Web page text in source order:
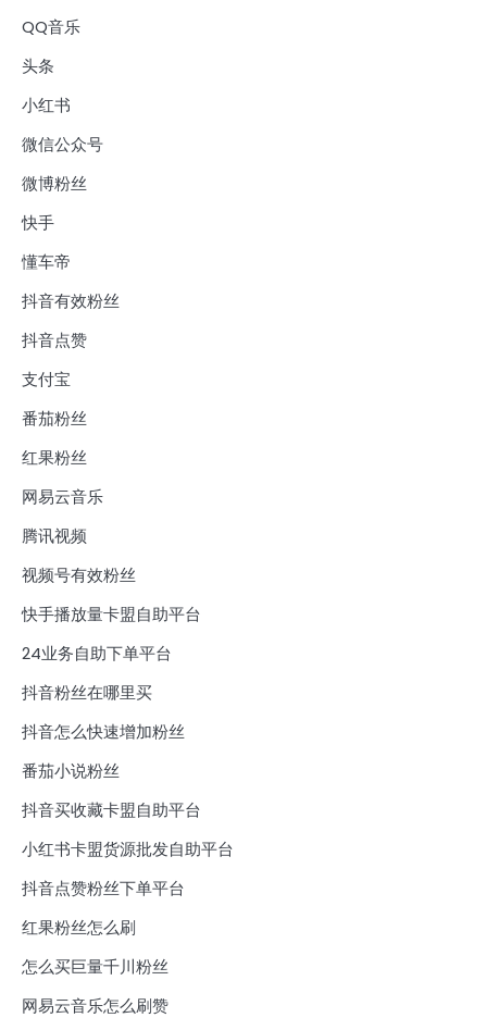
QQ音乐
头条
小红书
微信公众号
微博粉丝
快手
懂车帝
抖音有效粉丝
抖音点赞
支付宝
番茄粉丝
红果粉丝
网易云音乐
腾讯视频
视频号有效粉丝
快手播放量卡盟自助平台
24业务自助下单平台
抖音粉丝在哪里买
抖音怎么快速增加粉丝
番茄小说粉丝
抖音买收藏卡盟自助平台
小红书卡盟货源批发自助平台
抖音点赞粉丝下单平台
红果粉丝怎么刷
怎么买巨量千川粉丝
网易云音乐怎么刷赞